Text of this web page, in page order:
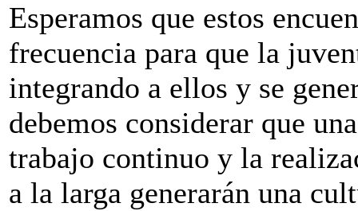
Esperamos que estos
frecuencia para que la
integrando a ellos y se
debemos considerar que
trabajo continuo y la
a la larga generarán una